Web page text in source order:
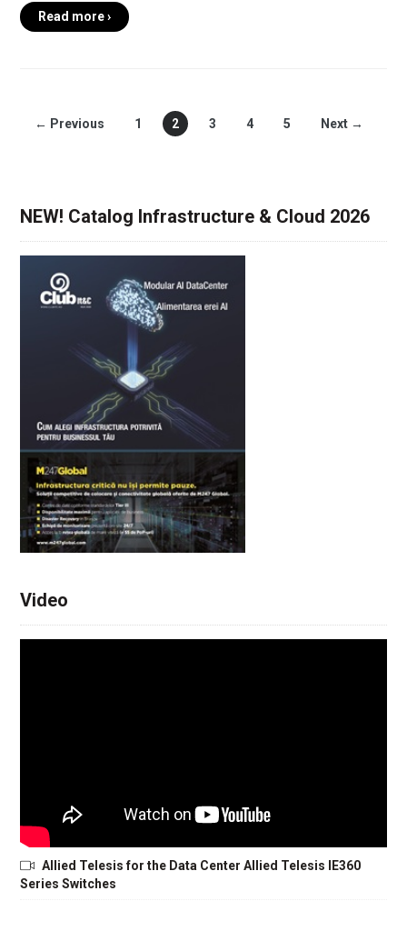
Read more ›
← Previous 1 2 3 4 5 Next →
NEW! Catalog Infrastructure & Cloud 2026
Video
Allied Telesis for the Data Center Allied Telesis IE360
Series Switches